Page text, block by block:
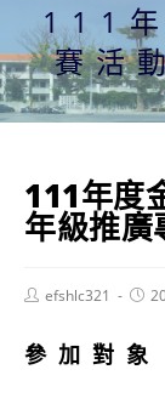
111年
賽活
111年度
年級推廣
Postefshlc321
Post
參加對象